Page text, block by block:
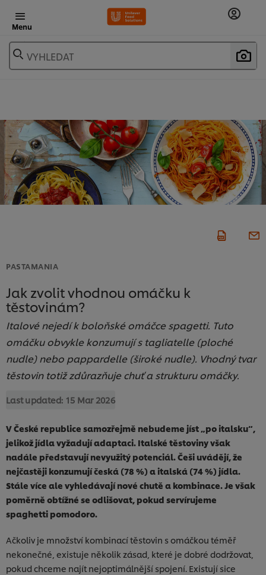
Menu
VYHLEDAT
PASTAMANIA
Jak zvolit vhodnou omáčku k
těstovinám?
Italové nejedí k boloňské omáčce spagetti. Tuto
omáčku obvykle konzumují s tagliatelle (ploché
nudle) nebo pappardelle (široké nudle). Vhodný tvar
těstovin totiž zdůrazňuje chuť a strukturu omáčky.
Last updated: 15 Mar 2026
V České republice samozřejmě nebudeme jíst „po italsku“,
jelikož jídla vyžadují adaptaci. Italské těstoviny však
nadále představují nevyužitý potenciál. Češi uvádějí, že
nejčastěji konzumují česká (78 %) a italská (74 %) jídla.
Stále více ale vyhledávají nové chutě a kombinace. Je však
poměrně obtížné se odlišovat, pokud servírujeme
spaghetti pomodoro.
Ačkoliv je množství kombinací těstovin s omáčkou téměř
nekonečné, existuje několik zásad, které je dobré dodržovat,
pokud chceme najít nejoptimálnější spojení. Existují sice